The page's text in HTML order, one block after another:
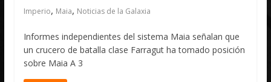
Imperio, Maia, Noticias de la Galaxia
Informes independientes del sistema Maia señalan que
un crucero de batalla clase Farragut ha tomado posición
sobre Maia A 3